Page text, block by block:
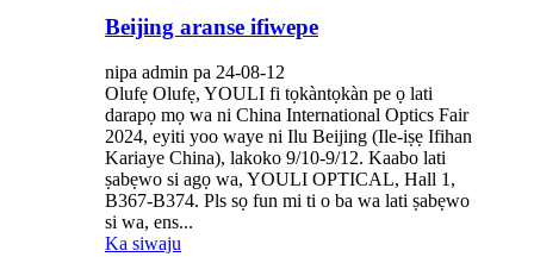
Beijing aranse ifiwepe
nipa admin pa 24-08-12
Olufẹ Olufẹ, YOULI fi tọkàntọkàn pe ọ lati
darapọ mọ wa ni China International Optics Fair
2024, eyiti yoo waye ni Ilu Beijing (Ile-iṣẹ Ifihan
Kariaye China), lakoko 9/10-9/12. Kaabo lati
ṣabẹwo si agọ wa, YOULI OPTICAL, Hall 1,
B367-B374. Pls sọ fun mi ti o ba wa lati ṣabẹwo
si wa, ens...
Ka siwaju